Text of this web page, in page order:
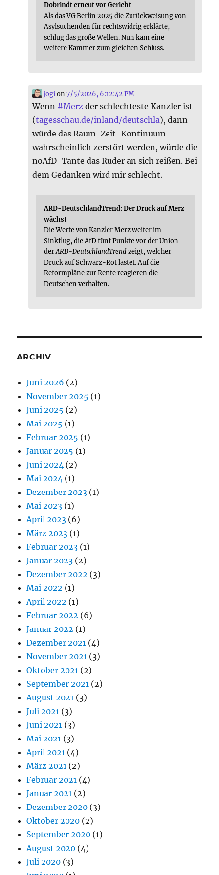
Dobrindt erneut vor Gericht
Als das VG Berlin 2025 die Zurückweisung von
Asylsuchenden für rechtswidrig erklärte,
schlug das große Wellen. Nun kam eine
weitere Kammer zum gleichen Schluss.
jogi on7/5/2026, 6:12:42 PM
Wenn #Merz der schlechteste Kanzler ist
(tagesschau.de/inland/deutschla), dann
würde das Raum-Zeit-Kontinuum
wahrscheinlich zerstört werden, würde die
noAfD-Tante das Ruder an sich reißen. Bei
dem Gedanken wird mir schlecht.
ARD-DeutschlandTrend: Der Druck auf Merz
wächst
Die Werte von Kanzler Merz weiter im
Sinkflug, die AfD fünf Punkte vor der Union -
derARD-DeutschlandTrendzeigt, welcher
Druck auf Schwarz-Rot lastet. Auf die
Reformpläne zur Rente reagieren die
Deutschen verhalten.
ARCHIV
Juni 2026 (2)
November 2025 (1)
Juni 2025 (2)
Mai 2025 (1)
Februar 2025 (1)
Januar 2025 (1)
Juni 2024 (2)
Mai 2024 (1)
Dezember 2023 (1)
Mai 2023 (1)
April 2023 (6)
März 2023 (1)
Februar 2023 (1)
Januar 2023 (2)
Dezember 2022 (3)
Mai 2022 (1)
April 2022 (1)
Februar 2022 (6)
Januar 2022 (1)
Dezember 2021 (4)
November 2021 (3)
Oktober 2021 (2)
September 2021 (2)
August 2021 (3)
Juli 2021 (3)
Juni 2021 (3)
Mai 2021 (3)
April 2021 (4)
März 2021 (2)
Februar 2021 (4)
Januar 2021 (2)
Dezember 2020 (3)
Oktober 2020 (2)
September 2020 (1)
August 2020 (4)
Juli 2020 (3)